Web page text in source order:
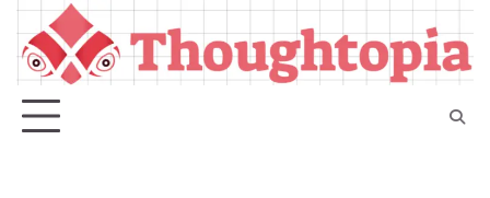
Skip
content